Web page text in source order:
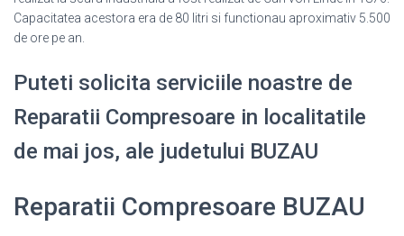
Capacitatea acestora era de 80 litri si functionau aproximativ 5.500
de ore pe an.
Puteti solicita serviciile noastre de
Reparatii Compresoare in localitatile
de mai jos, ale judetului BUZAU
Reparatii Compresoare BUZAU